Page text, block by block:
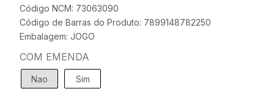
Código NCM: 73063090
Código de Barras do Produto: 7899148782250
Embalagem: JOGO
COM EMENDA
Nao Sim